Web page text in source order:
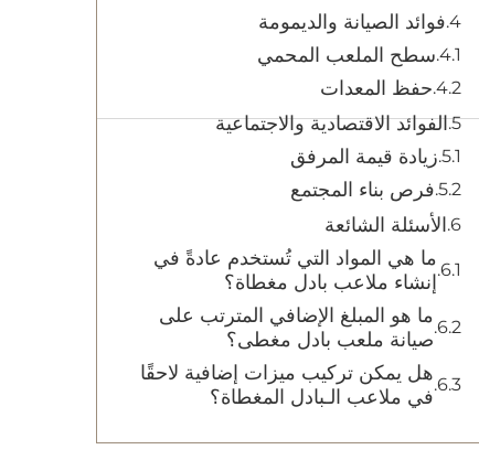
فوائد الصيانة والديمومة
سطح الملعب المحمي
حفظ المعدات
الفوائد الاقتصادية والاجتماعية
زيادة قيمة المرفق
فرص بناء المجتمع
الأسئلة الشائعة
ما هي المواد التي تُستخدم عادةً في
إنشاء ملاعب بادل مغطاة؟
ما هو المبلغ الإضافي المترتب على
صيانة ملعب بادل مغطى؟
هل يمكن تركيب ميزات إضافية لاحقًا
في ملاعب الـبادل المغطاة؟